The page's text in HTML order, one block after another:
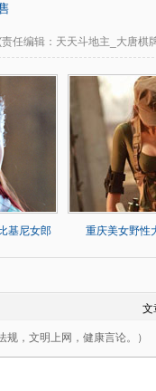
责任编辑 ：天天斗地主_大唐棋
基尼女郎 重庆美女野性
文
规，文明上网，健康言论。）